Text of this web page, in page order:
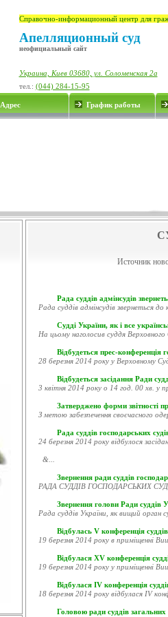
Справочно-информационный центр для
Апелляционный суд
неофициальный сайт
Украина, Киев 03680, ул. Соломенская 2а
тел.: (044) 284-15-95
Адрес График работы
Источник
Рада суддів адмінсудів
Рада суддів адмінсудів звернеться до
Судді України, як і все
На цьому наголосив суддя
Відбудеться прес-конференція
28 березня 2014 року у Верховному
Відбудеться засідання Ради
3 квітня 2014 року о 14 год. 00 хв. у
Затверджено форми звітності
З метою забезпечення своєчасного
Рада суддів господарських
24 березня 2014 року відбулося
&...
Звернення ради суддів
РАДА СУДДІВ ГОСПОДАРСЬКИХ
Звернення голови Ради суддів
Рада суддів України, як вищий орган
Відбулась V конференція
19 березня 2014 року в приміщенні
Відбулася XV конференція
19 березня 2014 року у приміщенні
Відбулася ІV конференція
18 березня 2014 року відбулася ІV
Головою ради суддів